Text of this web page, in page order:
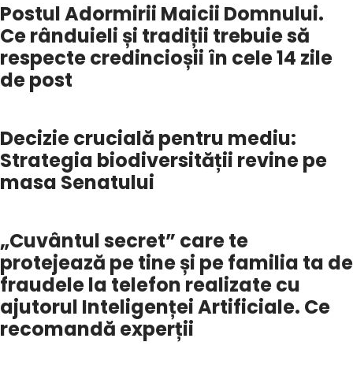
Postul Adormirii Maicii Domnului.
Ce rânduieli și tradiții trebuie să
respecte credincioșii în cele 14 zile
de post
Decizie crucială pentru mediu:
Strategia biodiversității revine pe
masa Senatului
„Cuvântul secret” care te
protejează pe tine și pe familia ta de
fraudele la telefon realizate cu
ajutorul Inteligenței Artificiale. Ce
recomandă experții